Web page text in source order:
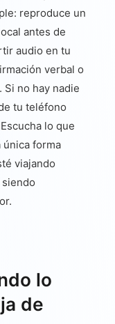
reproduce un
antes de
audio en tu
verbal o
no hay nadie
tu teléfono
lo que
única forma
viajando
lo
de